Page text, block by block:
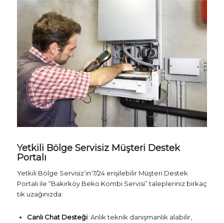
Yetkili Bölge Servisiz Müşteri Destek
Portalı
Yetkili Bölge Servisiz’in 7/24 erişilebilir Müşteri Destek
Portalı ile “Bakırköy Beko Kombi Servisi” talepleriniz birkaç
tık uzağınızda:
Canlı Chat Desteği: Anlık teknik danışmanlık alabilir,